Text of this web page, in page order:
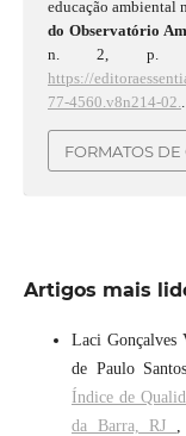
educação ambiental
do Observatório
n. 2, p.
https://
77-4560.v8n214-02.
FORMATOS DE
Artigos mais
Laci Gonçalves
de Paulo
Índice de
da Barra, RJ